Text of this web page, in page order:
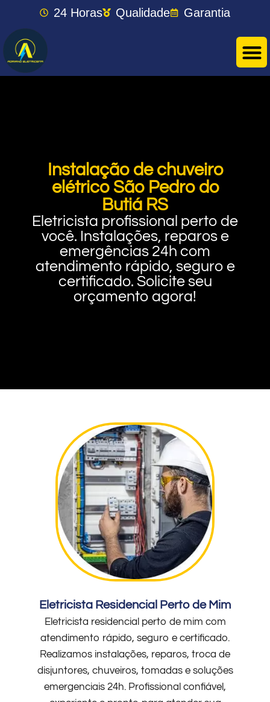
24 Horas Qualidade Garantia
Instalação de chuveiro
elétrico São Pedro do
Butiá RS
Eletricista profissional perto de
você. Instalações, reparos e
emergências 24h com
atendimento rápido, seguro e
certificado. Solicite seu
orçamento agora!
Eletricista Residencial Perto de Mim
Eletricista residencial perto de mim com
atendimento rápido, seguro e certificado.
Realizamos instalações, reparos, troca de
disjuntores, chuveiros, tomadas e soluções
emergenciais 24h. Profissional confiável,